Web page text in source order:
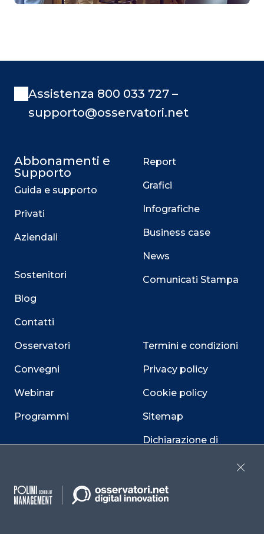
Assistenza 800 033 727 –
supporto@osservatori.net
Abbonamenti e
Supporto
Guida e supporto
Privati
Aziendali
Sostenitori
Blog
Contatti
Osservatori
Convegni
Webinar
Programmi
Report
Grafici
Infografiche
Business case
News
Comunicati Stampa
Termini e condizioni
Privacy policy
Cookie policy
Sitemap
Dichiarazione di